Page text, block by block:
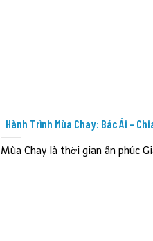
Hành Trình Mùa Chay: Bác Ái –
Mùa Chay là thời gian ân phúc